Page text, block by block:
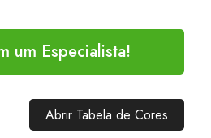
um Especialista!
Abrir Tabela de Cores